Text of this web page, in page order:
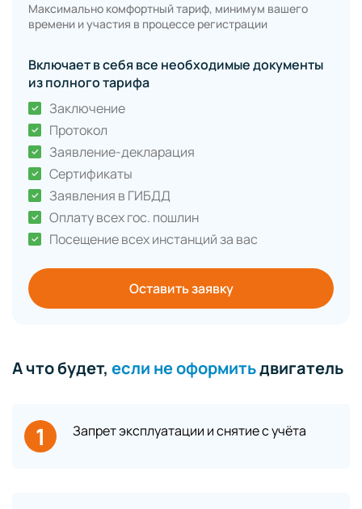
Максимально комфортный тариф, минимум вашего
времени и участия в процессе регистрации
Включает в себя все необходимые документы
из полного тарифа
Заключение
Протокол
Заявление-декларация
Сертификаты
Заявления в ГИБДД
Оплату всех гос. пошлин
Посещение всех инстанций за вас
Оставить заявку
А что будет, если не оформитьдвигатель
1 Запрет эксплуатации и снятие с учёта